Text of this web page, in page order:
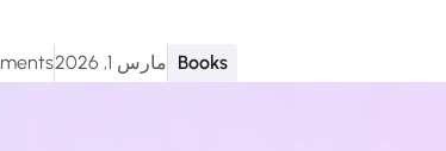
Books مارس 1, 2026